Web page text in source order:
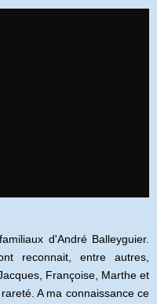
d'André Balleyguier.
reconnait, entre autres,
Françoise, Marthe et
A ma connaissance ce